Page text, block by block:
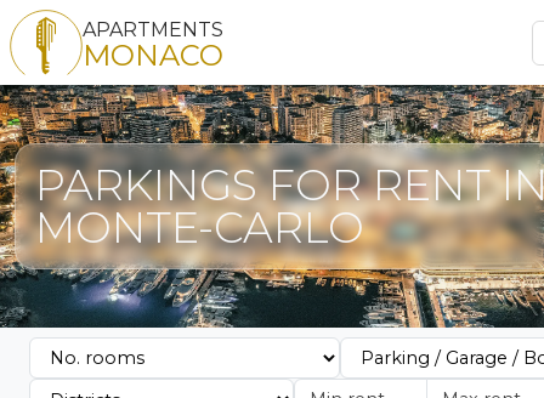
APARTMENTS
MONACO
PARKINGS FOR RENT
MONTE-CARLO